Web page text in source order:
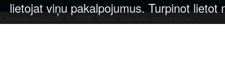
Camperclassic.lv © 2019. Visas tiesības aizsargātas
lietojat viņu pakalpojumus. Turpinot